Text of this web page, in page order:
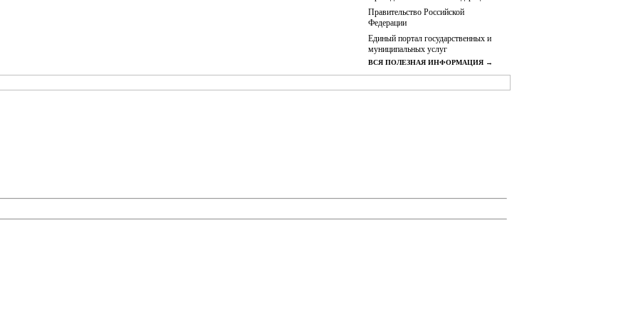
Правительство Российской
Федерации
Единый портал государственных и
муниципальных услуг
ВСЯ ПОЛЕЗНАЯ ИНФОРМАЦИЯ →